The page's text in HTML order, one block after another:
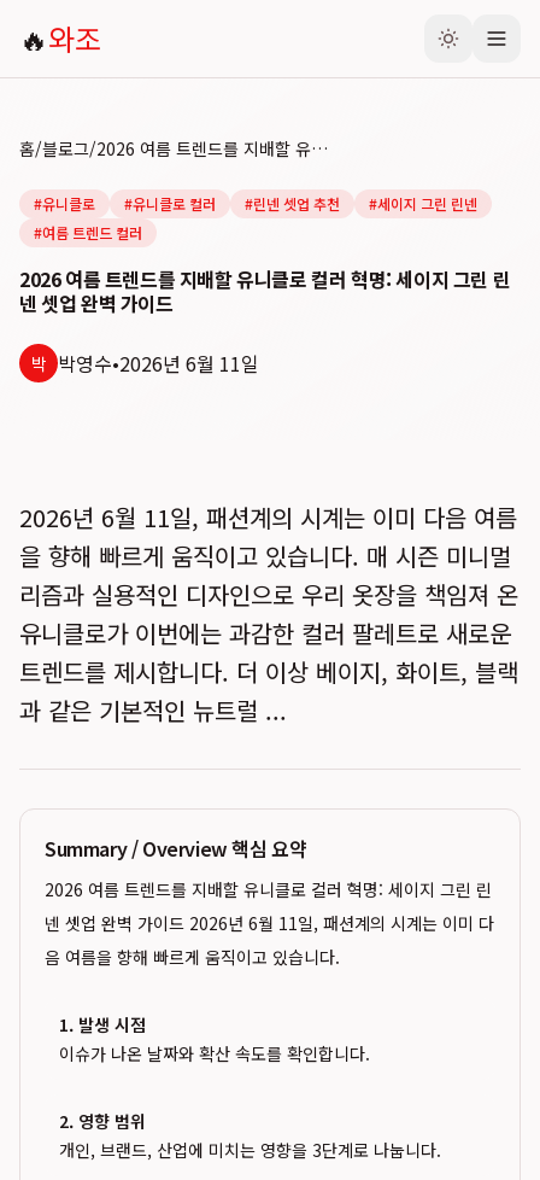
🔥와조
홈/블로그/ 2026 여름 트렌드를 지배할 유니클로 컬러 혁명: 세이지 그린 린넨 셋업 완벽 가이드
#유니클로 #유니클로 컬러 #린넨 셋업 추천 #세이지 그린 린넨
#여름 트렌드 컬러
2026 여름 트렌드를 지배할 유니클로 컬러 혁명: 세이지 그린 린
넨 셋업 완벽 가이드
박 박영수•2026년 6월 11일
2026년 6월 11일, 패션계의 시계는 이미 다음 여름
을 향해 빠르게 움직이고 있습니다. 매 시즌 미니멀
리즘과 실용적인 디자인으로 우리 옷장을 책임져 온
유니클로가 이번에는 과감한 컬러 팔레트로 새로운
트렌드를 제시합니다. 더 이상 베이지, 화이트, 블랙
과 같은 기본적인 뉴트럴 ...
Summary / Overview 핵심 요약
2026 여름 트렌드를 지배할 유니클로 컬러 혁명: 세이지 그린 린
넨 셋업 완벽 가이드 2026년 6월 11일, 패션계의 시계는 이미 다
음 여름을 향해 빠르게 움직이고 있습니다.
1. 발생 시점
이슈가 나온 날짜와 확산 속도를 확인합니다.
2. 영향 범위
개인, 브랜드, 산업에 미치는 영향을 3단계로 나눕니다.